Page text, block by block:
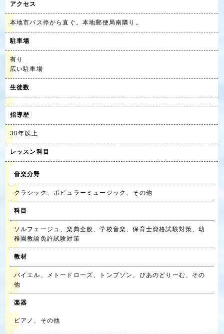
アクセス
本地市バス停から直ぐ。本地郵便局南隣り。
駐車場
有り
広い駐車場
生徒数
指導歴
30年以上
レッスン科目
音楽分野
クラシック、ポピュラーミュージック、その他
科目
ソルフェージュ、楽典全般、学校音楽、保育士資格試験対策、幼
稚園教諭免許試験対策
教材
バイエル、メトードローズ、トンプソン、ぴあのどりーむ、その
他
楽器
ピアノ、その他